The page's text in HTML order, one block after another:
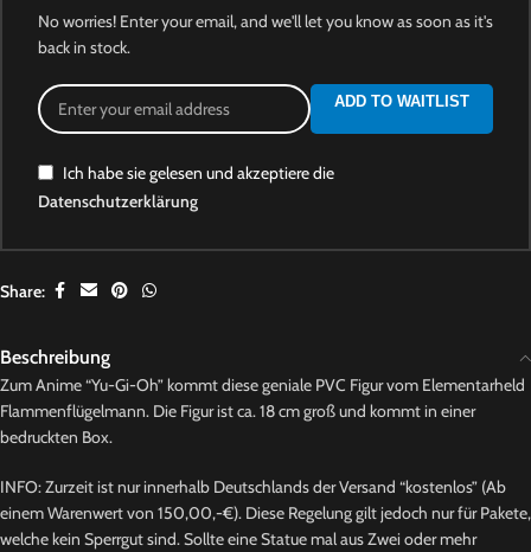
No worries! Enter your email, and we'll let you know as soon as it's
back in stock.
ADD TO WAITLIST
Ich habe sie gelesen und akzeptiere die
Datenschutzerklärung
Share:
Beschreibung
Zum Anime “Yu-Gi-Oh” kommt diese geniale PVC Figur vom Elementarheld
Flammenflügelmann. Die Figur ist ca. 18 cm groß und kommt in einer
bedruckten Box.
INFO: Zurzeit ist nur innerhalb Deutschlands der Versand “kostenlos” (Ab
einem Warenwert von 150,00,-€). Diese Regelung gilt jedoch nur für Pakete,
welche kein Sperrgut sind. Sollte eine Statue mal aus Zwei oder mehr